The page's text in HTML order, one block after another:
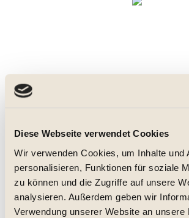
Diese Webseite verwendet Cookies
Wir verwenden Cookies, um Inhalte und
personalisieren, Funktionen für soziale
zu können und die Zugriffe auf unsere
analysieren. Außerdem geben wir
Verwendung unserer Website an unsere
Vernatsch MENZEN 2023
Schreckbichl
trocken, Jg. 2023
11,95 € *
Inhalt:0.75 Liter (15,93 € * / 1 Liter)